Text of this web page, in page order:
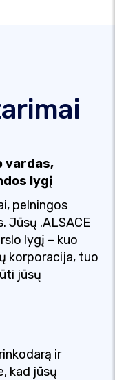
vardas,
lygį
pelningos
Jūsų .ALSACE
lygį – kuo
korporacija, tuo
jūsų
ir
kad jūsų